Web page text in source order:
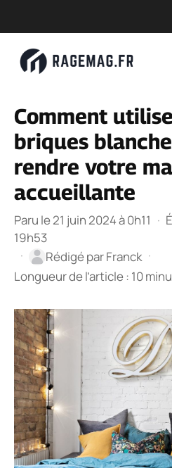
Comment
briques
rendre votre
accueillante
Paru le 21 juin 2024 à 0h11 ·
19h53
·
Rédigé parFranck ·
Longueur de l’article : 10